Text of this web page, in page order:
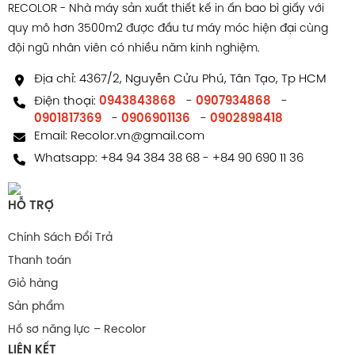
nhớ cho đối tác và khách hàng của bạn.
Liên Hệ Đặt Hàng Hộp Quà Tết Ngay Hôm
Nay!
Nếu bạn đang tìm kiếm một giải pháp bao bì quà Tết
khác biệt, tinh tế và đẳng cấp, hãy đểHộp Quà Tết Xuân
Vinh Hoa HS539
RECOLOR của chúng tôi đồng hành
cùng bạn.
Chính sách hậu mãi
Tự hào là nhà máy chuyên sản xuất – thiết kế in ấn bao
bì giấy với diện tích
nghiệm, nhà máy đầu tư
đại
đội ngũ 50 nhân sự chuyên nghiệp
nhiệt huyết. RECOLOR đảm bảo luôn cung cấp cho
RECOLOR - Nhà máy sản xuất thiết kế in ấn bao bì giấy với
quy mô hơn 3500m2 được đầu tư máy móc hiện đại cùng
đội ngũ nhân viên có nhiều năm kinh nghiệm.
Địa chỉ: 4367/2, Nguyễn Cửu Phú, Tân Tạo, Tp HCM
Điện thoại: 0943843868 - 0907934868
-
0901817369
- 0906901136 - 0902898418
Email: Recolor.vn@gmail.com
Whatsapp: +84 94 384 38 68- +84 90 690 11 36
HỖ TRỢ
Chính Sách Đổi Trả
Thanh toán
Giỏ hàng
Sản phẩm
Hồ sơ năng lực – Recolor
LIÊN KẾT